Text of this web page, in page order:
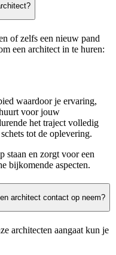
of zelfs een nieuw pand
een architect in te huren:
waardoor je ervaring,
voor jouw
het traject volledig
tot de oplevering.
staan en zorgt voor een
bijkomende aspecten.
architect contact op neem?
architecten aangaat kun je